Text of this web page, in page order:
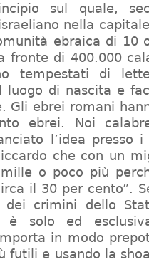
sul quale,
nella
ebraica di 10
fronte di 400.000
tempestati di
luogo di nascita e
Gli ebrei romani
ebrei. Noi
l’idea presso
che con un
o poco più
il 30 per cento”.
dei crimini dello
è solo ed
in modo
futili e usando la